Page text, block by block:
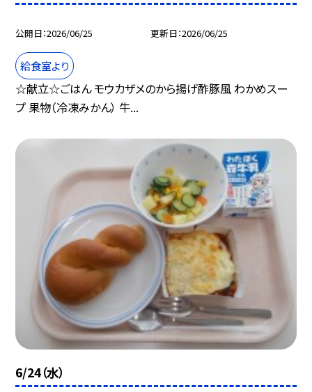
公開日 2026/06/25 更新日 2026/06/25
給食室より
☆献立☆ごはん モウカザメのから揚げ酢豚風 わかめスー
プ 果物（冷凍みかん） 牛...
6/24（水）